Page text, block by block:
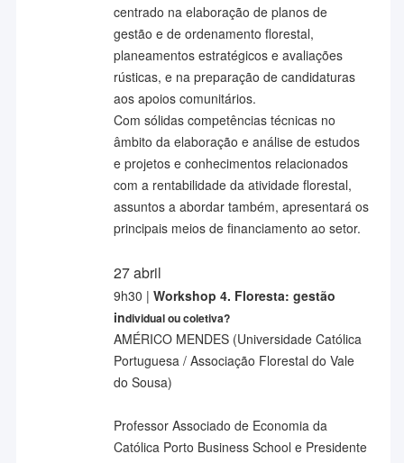
centrado na elaboração de planos de
gestão e de ordenamento florestal,
planeamentos estratégicos e avaliações
rústicas, e na preparação de candidaturas
aos apoios comunitários.
Com sólidas competências técnicas no
âmbito da elaboração e análise de estudos
e projetos e conhecimentos relacionados
com a rentabilidade da atividade florestal,
assuntos a abordar também, apresentará os
principais meios de financiamento ao setor.
27 abril
9h30 | Workshop 4. Floresta: gestão
individual ou coletiva?
AMÉRICO MENDES (Universidade Católica
Portuguesa / Associação Florestal do Vale
do Sousa)
Professor Associado de Economia da
Católica Porto Business School e Presidente